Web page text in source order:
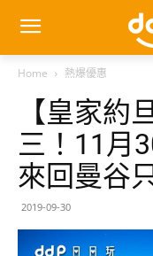
Home 熱爆優惠
【皇家約
三！11月
來回曼谷
2019-09-30